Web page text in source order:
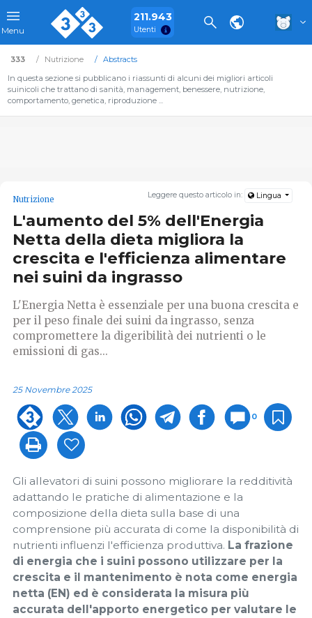
Menu
211.943
Utenti
333 Nutrizione
Abstracts
In questa sezione si pubblicano i riassunti di alcuni dei migliori articoli
suinicoli che trattano di sanità, management, benessere, nutrizione,
comportamento, genetica, riproduzione ...
Leggere questo articolo in: Lingua
Nutrizione
L'aumento del 5% dell'Energia
Netta della dieta migliora la
crescita e l'efficienza alimentare
nei suini da ingrasso
L'Energia Netta è essenziale per una buona crescita e
per il peso finale dei suini da ingrasso, senza
compromettere la digeribilità dei nutrienti o le
emissioni di gas...
25 Novembre 2025
0
Gli allevatori di suini possono migliorare la redditività
adattando le pratiche di alimentazione e la
composizione della dieta sulla base di una
comprensione più accurata di come la disponibilità di
nutrienti influenzi l'efficienza produttiva. La frazione
di energia che i suini possono utilizzare per la
crescita e il mantenimento è nota come energia
netta (EN) ed è considerata la misura più
accurata dell'apporto energetico per valutare le